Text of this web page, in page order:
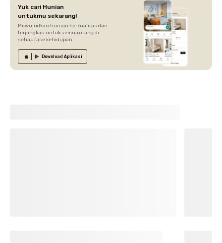
Yuk cari Hunian
untukmu sekarang!
Mewujudkan hunian berkualitas dan
terjangkau untuk semua orang di
setiap fase kehidupan.
Download Aplikasi